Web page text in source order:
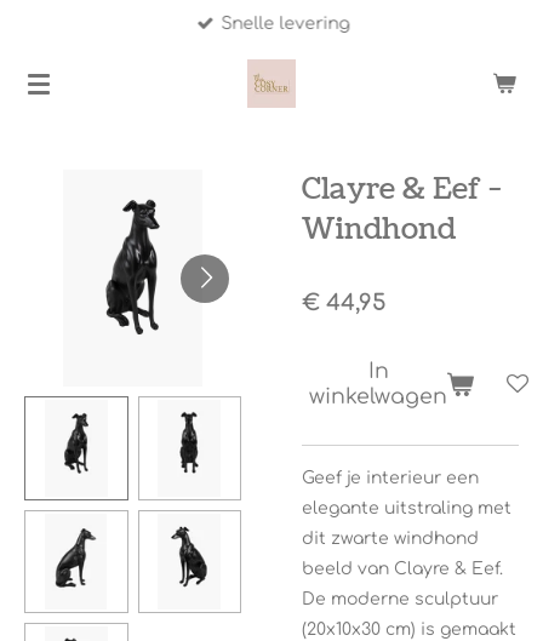
naar
Snelle levering
Clayre & Eef -
Windhond
€ 44,95
In
winkelwagen
Geef je interieur een
elegante uitstraling met
dit zwarte windhond
beeld van Clayre & Eef.
De moderne sculptuur
(20x10x30 cm) is gemaakt